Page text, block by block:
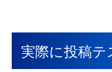
実際に投稿テ